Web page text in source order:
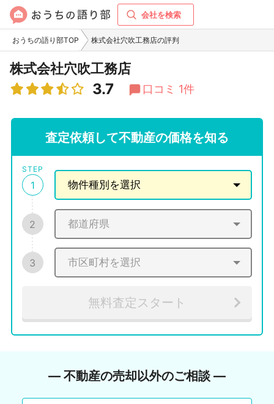
会社を検索
おうちの語り部TOP 株式会社穴吹工務店の評判
株式会社穴吹工務店
3.7 口コミ 1件
査定依頼して不動産の価格を知る
STEP
1
2
3
無料査定スタート
― 不動産の売却以外のご相談 ―